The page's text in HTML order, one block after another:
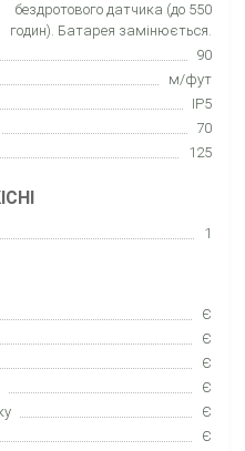
бездротового датчика (до 550
годин). Батарея замінюється.
90
м/фут
IP5
70
125
1
Є
Є
Є
Є
Є
Є